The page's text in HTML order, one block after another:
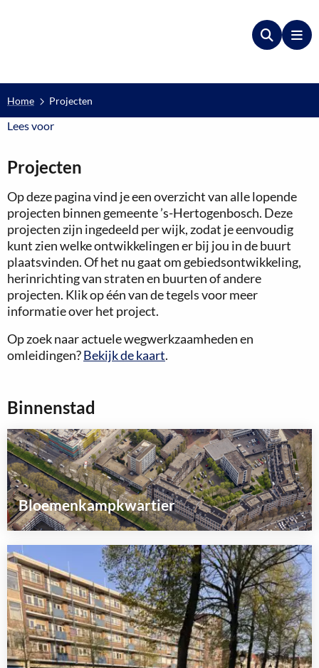
Zoeken
Home Projecten
Lees voorLees voor
Projecten
Op deze pagina vind je een overzicht van alle lopende
projecten binnen gemeente ’s-Hertogenbosch. Deze
projecten zijn ingedeeld per wijk, zodat je eenvoudig
kunt zien welke ontwikkelingen er bij jou in de buurt
plaatsvinden. Of het nu gaat om gebiedsontwikkeling,
herinrichting van straten en buurten of andere
projecten. Klik op één van de tegels voor meer
informatie over het project.
Op zoek naar actuele wegwerkzaamheden en
omleidingen?Bekijk de kaart.
Binnenstad
Bloemenkampkwartier
meer
over